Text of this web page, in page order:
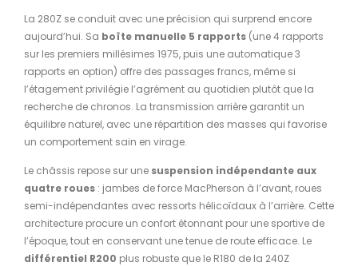
La 280Z se conduit avec une précision qui surprend encore
aujourd’hui. Sa boîte manuelle 5 rapports (une 4 rapports
sur les premiers millésimes 1975, puis une automatique 3
rapports en option) offre des passages francs, même si
l’étagement privilégie l’agrément au quotidien plutôt que la
recherche de chronos. La transmission arrière garantit un
équilibre naturel, avec une répartition des masses qui favorise
un comportement sain en virage.
Le châssis repose sur une suspension indépendante aux
quatre roues : jambes de force MacPherson à l’avant, roues
semi-indépendantes avec ressorts hélicoïdaux à l’arrière. Cette
architecture procure un confort étonnant pour une sportive de
l’époque, tout en conservant une tenue de route efficace. Le
différentiel R200 plus robuste que le R180 de la 240Z